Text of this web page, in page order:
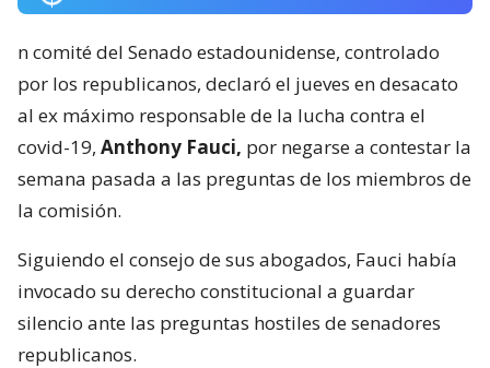
n comité del Senado estadounidense, controlado
por los republicanos, declaró el jueves en desacato
al ex máximo responsable de la lucha contra el
covid-19, Anthony Fauci, por negarse a contestar la
semana pasada a las preguntas de los miembros de
la comisión.
Siguiendo el consejo de sus abogados, Fauci había
invocado su derecho constitucional a guardar
silencio ante las preguntas hostiles de senadores
republicanos.